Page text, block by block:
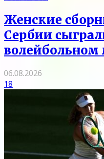
Женские
Сербии
волейбольном
06.08.2026
18